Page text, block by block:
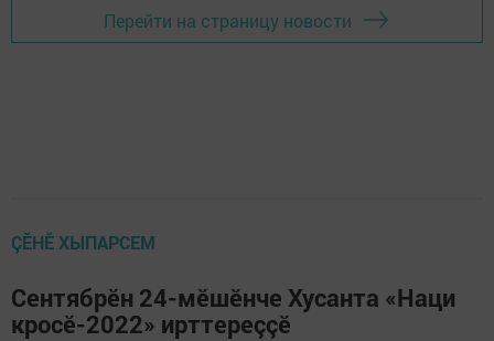
Перейти на страницу новости
ÇӖНӖ ХЫПАРСЕМ
Сентябрӗн 24-мӗшӗнче Хусанта «Наци
кросӗ-2022» ирттереççӗ